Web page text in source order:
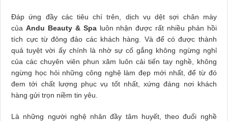
Đáp ứng đầy các tiêu chí trên, dịch vụ dệt sợi chân mày
củaAndu Beauty & Spa luôn nhận được rất nhiều phản hồi
tích cực từ đông đảo các khách hàng. Và để có được thành
quả tuyệt vời ấy chính là nhờ sự cố gắng không ngừng nghỉ
của các chuyên viên phun xăm luôn cải tiến tay nghề, không
ngừng học hỏi những công nghệ làm đẹp mới nhất, để từ đó
đem tới chất lượng phục vụ tốt nhất, xứng đáng nơi khách
hàng gửi trọn niềm tin yêu.
Là những người nghệ nhân đầy tâm huyết, theo đuổi nghề